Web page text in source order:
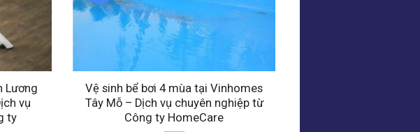
Lương
vụ
ty
Vệ sinh bể bơi 4 mùa tại Vinhomes
Tây Mỗ – Dịch vụ chuyên nghiệp từ
Công ty HomeCare